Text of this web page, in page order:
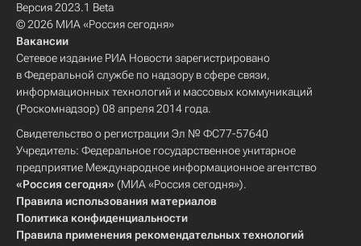
Версия 2023.1 Beta
© 2026 МИА «Россия сегодня»
Вакансии
Сетевое издание РИА Новости зарегистрировано
в Федеральной службе по надзору в сфере связи,
информационных технологий и массовых коммуникаций
(Роскомнадзор) 08 апреля 2014 года.
Свидетельство о регистрации Эл № ФС77-57640
Учредитель: Федеральное государственное унитарное
предприятие Международное информационное агентство
«Россия сегодня» (МИА «Россия сегодня»).
Правила использования материалов
Политика конфиденциальности
Правила применения рекомендательных технологий